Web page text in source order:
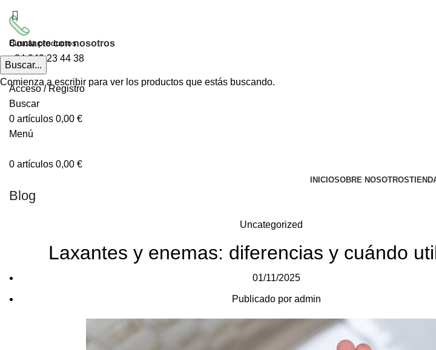
Contacte con nosotros
+34949 23 44 38
Acceso / Registro
Buscar
0 artículos 0,00 €
Menú
0 artículos 0,00 €
INICIOSOBRE NOSOTROS
Blog
Uncategorized
Laxantes y enemas: diferencias y cuándo
01/11/2025
Publicado por admin
Buscar...
Comienza a escribir para ver los productos que estás buscando.